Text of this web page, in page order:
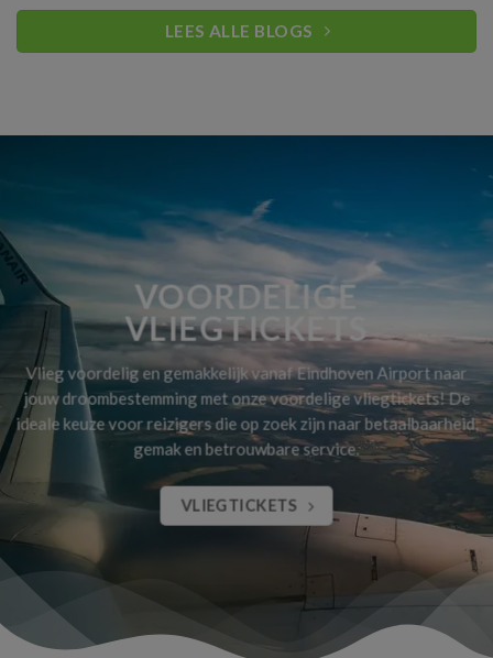
LEES ALLE BLOGS
VOORDELIGE
VLIEGTICKETS
Vlieg voordelig en gemakkelijk vanaf Eindhoven Airport naar
jouw droombestemming met onze voordelige vliegtickets! De
ideale keuze voor reizigers die op zoek zijn naar betaalbaarheid,
gemak en betrouwbare service.
VLIEGTICKETS